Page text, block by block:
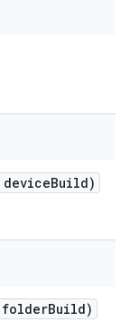
deviceBuild)
folderBuild)